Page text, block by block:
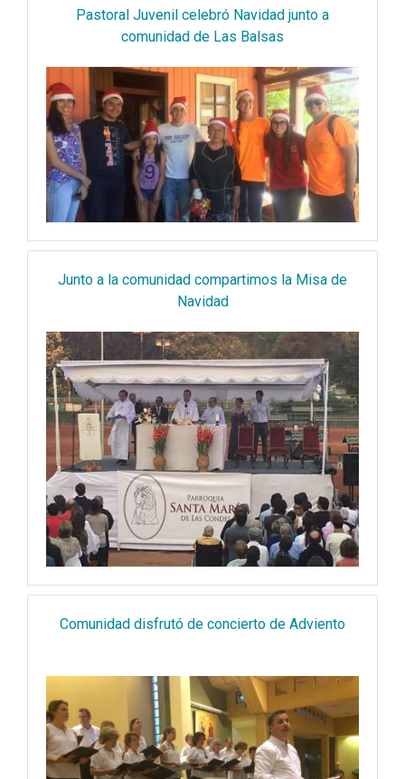
Pastoral Juvenil celebró Navidad junto a
comunidad de Las Balsas
Junto a la comunidad compartimos la Misa de
Navidad
Comunidad disfrutó de concierto de Adviento